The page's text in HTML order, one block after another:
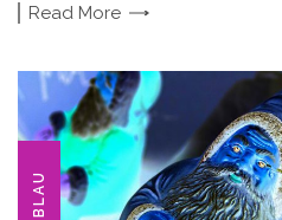
Read More
BLAU